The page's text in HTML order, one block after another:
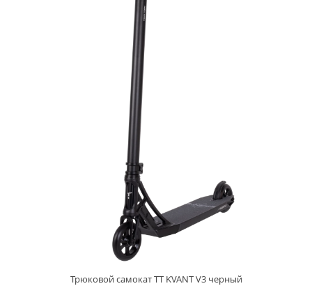
Трюковой самокат TT KVANT V3 черный